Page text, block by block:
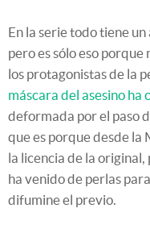
En la serie todo tiene
pero es sólo eso porque
los protagonistas de la
máscara del asesino ha
deformada por el paso
que es porque desde la
la licencia de la original,
ha venido de perlas
difumine el previo.